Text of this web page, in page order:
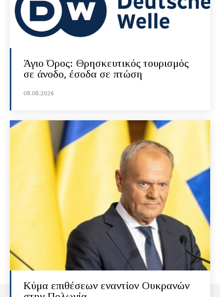
Άγιο Όρος: Θρησκευτικός τουρισμός
σε άνοδο, έσοδα σε πτώση
08.08.2026
Κύμα επιθέσεων εναντίον Ουκρανών